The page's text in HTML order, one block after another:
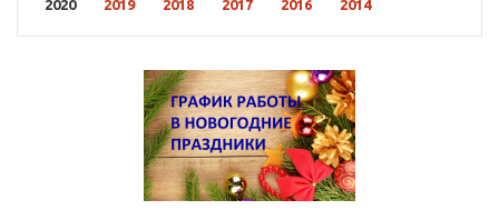
2020
2019 2018 2017 2016 2014